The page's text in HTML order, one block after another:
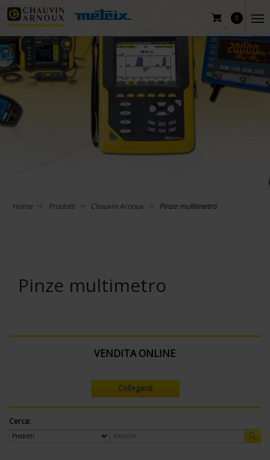
0
Home Prodotti Chauvin Arnoux Pinze multimetro
Pinze multimetro
VENDITA ONLINE
Collegarsi
Cerca: